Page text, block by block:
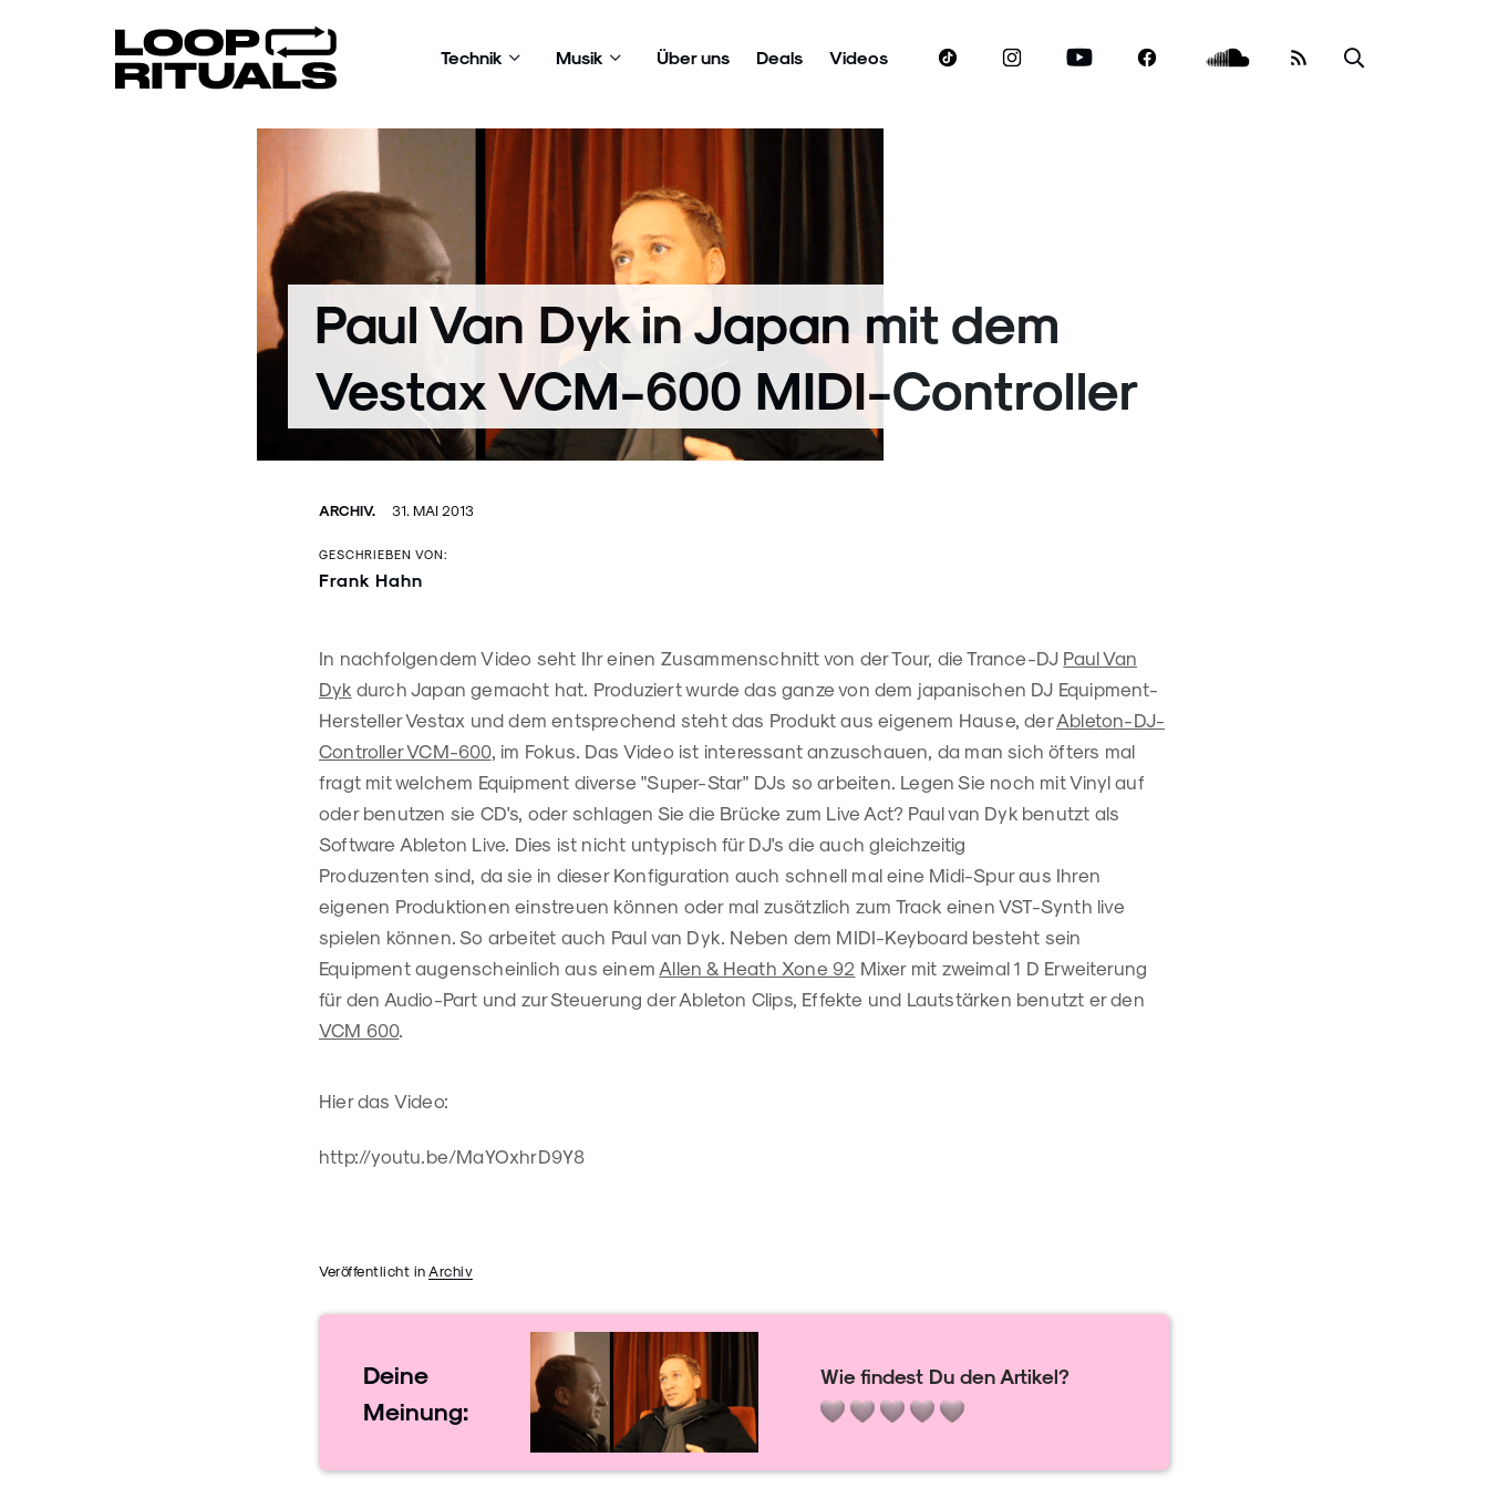
Technik Musik Über uns Deals Videos
Paul Van Dyk in Japan mit dem
Vestax VCM-600 MIDI-Controller
ARCHIV. 31. MAI 2013
GESCHRIEBEN VON:
Frank Hahn
In nachfolgendem Video seht Ihr einen Zusammenschnitt von der Tour, die Trance-DJ Paul Van
Dyk durch Japan gemacht hat. Produziert wurde das ganze von dem japanischen DJ Equipment-
Hersteller Vestax und dem entsprechend steht das Produkt aus eigenem Hause, derAbleton-DJ-
Controller VCM-600, im Fokus. Das Video ist interessant anzuschauen, da man sich öfters mal
fragt mit welchem Equipment diverse "Super-Star" DJs so arbeiten. Legen Sie noch mit Vinyl auf
oder benutzen sie CD's, oder schlagen Sie die Brücke zum Live Act? Paul van Dyk benutzt als
Software Ableton Live. Dies ist nicht untypisch für DJ's die auch gleichzeitig
Produzenten sind, da sie in dieser Konfiguration auch schnell mal eine Midi-Spur aus Ihren
eigenen Produktionen einstreuen können oder mal zusätzlich zum Track einen VST-Synth live
spielen können. So arbeitet auch Paul van Dyk. Neben dem MIDI-Keyboard besteht sein
Equipment augenscheinlich aus einem Allen & Heath Xone 92 Mixer mit zweimal 1 D Erweiterung
für den Audio-Part und zur Steuerung der Ableton Clips, Effekte und Lautstärken benutzt er den
VCM 600.
Hier das Video:
http://youtu.be/MaYOxhrD9Y8
Veröffentlicht in Archiv
Deine
Meinung:
Wie findest Du den Artikel?